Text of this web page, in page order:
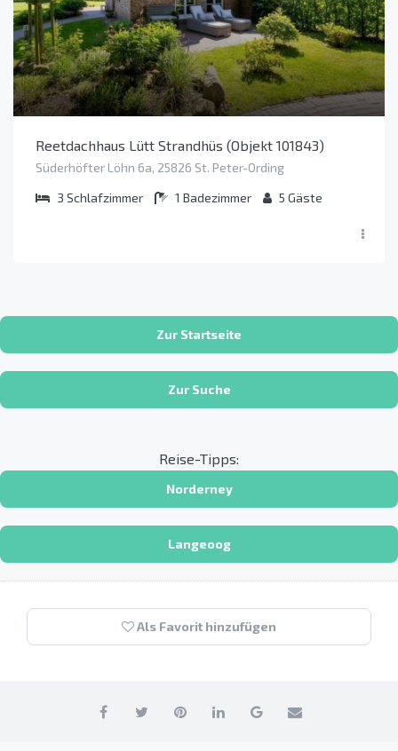
Reetdachhaus Lütt Strandhüs (Objekt 101843)
Süderhöfter Löhn 6a, 25826 St. Peter-Ording
3 Schlafzimmer 1 Badezimmer 5 Gäste
Zur Startseite
Zur Suche
Reise-Tipps:
Norderney
Langeoog
Als Favorit hinzufügen